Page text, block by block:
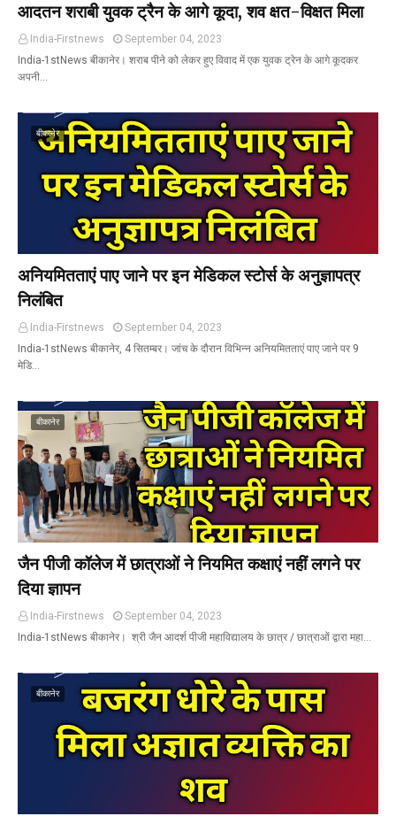
आदतन शराबी युवक ट्रैन के आगे कूदा, शव क्षत-विक्षत मिला
India-Firstnews
September 04, 2023
India-1stNews बीकानेर। शराब पीने को लेकर हुए विवाद में एक युवक ट्रेन के आगे कूदकर
अपनी…
बीकानेर
अनियमितताएं पाए जाने पर इन मेडिकल स्टोर्स के अनुज्ञापत्र
निलंबित
India-Firstnews
September 04, 2023
India-1stNews बीकानेर, 4 सितम्बर। जांच के दौरान विभिन्न अनियमितताएं पाए जाने पर 9
मेडि…
बीकानेर
जैन पीजी कॉलेज में छात्राओं ने नियमित कक्षाएं नहीं लगने पर
दिया ज्ञापन
India-Firstnews
September 04, 2023
India-1stNews बीकानेर। श्री जैन आदर्श पीजी महाविद्यालय के छात्र / छात्राओं द्वारा महा…
बीकानेर